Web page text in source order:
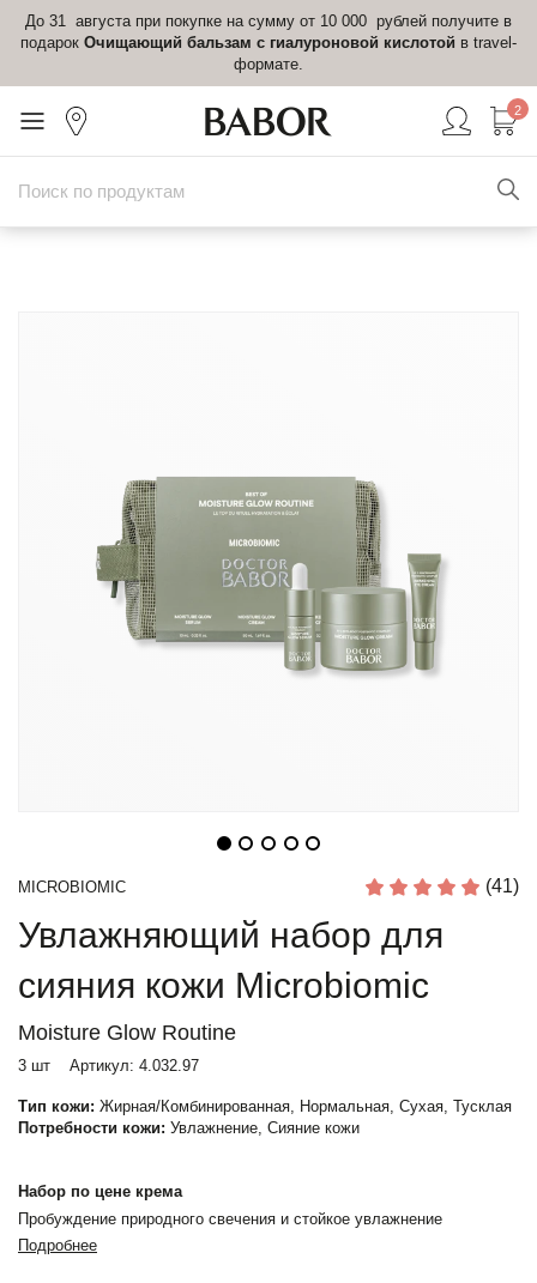
До 31 августа при покупке на сумму от 10 000 рублей получите в
подарок Очищающий бальзам с гиалуроновой кислотой в travel-
формате.
2
MICROBIOMIC (41)
Увлажняющий набор для
сияния кожи Microbiomic
Moisture Glow Routine
3 шт Артикул: 4.032.97
Тип кожи: Жирная/Комбинированная, Нормальная, Сухая, Тусклая
Потребности кожи: Увлажнение, Сияние кожи
Набор по цене крема
Пробуждение природного свечения и стойкое увлажнение
Подробнее